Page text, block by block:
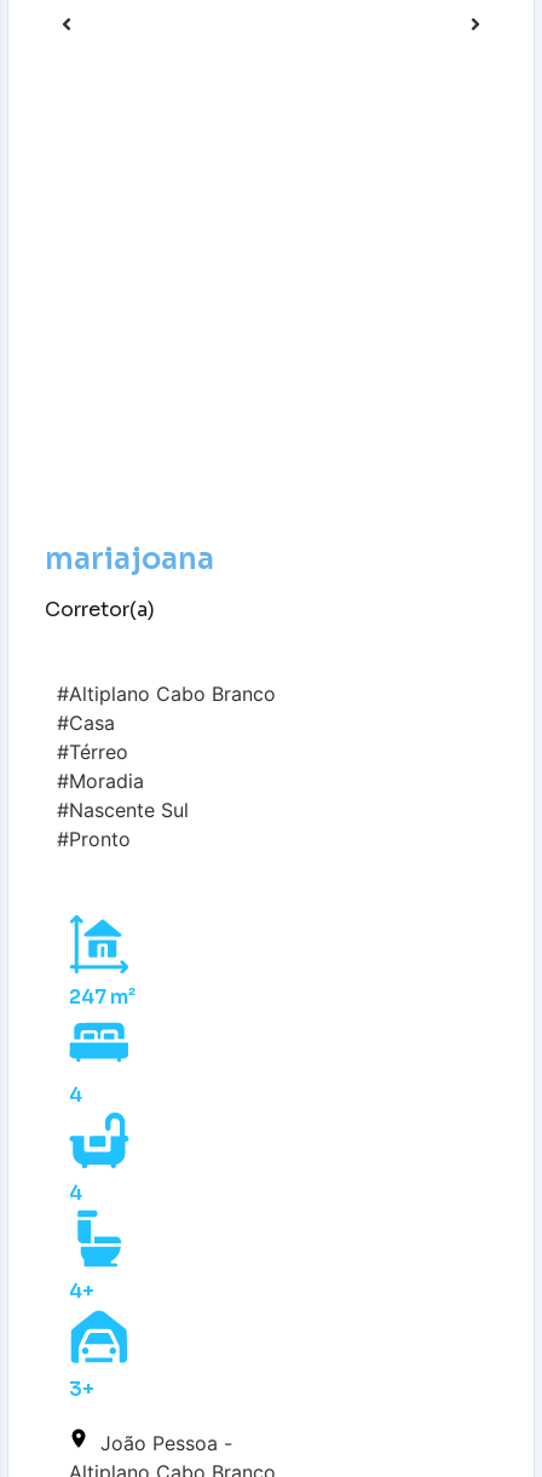
mariajoana
Corretor(a)
#Altiplano Cabo Branco
#Casa
#Térreo
#Moradia
#Nascente Sul
#Pronto
247 m²
4
4
4+
3+
João Pessoa -
Altiplano Cabo Branco